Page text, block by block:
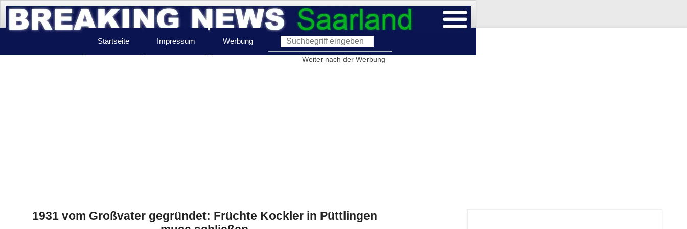
Startseite Impressum Werbung
Weiter nach der Werbung
1931 vom Großvater gegründet: Früchte Kockler in Püttlingen